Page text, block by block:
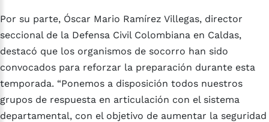
Por su parte, Óscar Mario Ramírez Villegas, director
seccional de la Defensa Civil Colombiana en Caldas,
destacó que los organismos de socorro han sido
convocados para reforzar la preparación durante esta
temporada. “Ponemos a disposición todos nuestros
grupos de respuesta en articulación con el sistema
departamental, con el objetivo de aumentar la seguridad